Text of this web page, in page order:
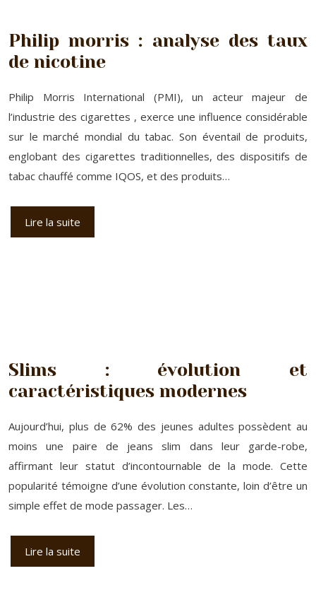
Philip morris : analyse des taux
de nicotine
Philip Morris International (PMI), un acteur majeur de
l’industrie des cigarettes , exerce une influence considérable
sur le marché mondial du tabac. Son éventail de produits,
englobant des cigarettes traditionnelles, des dispositifs de
tabac chauffé comme IQOS, et des produits…
Lire la suite
Slims : évolution et
caractéristiques modernes
Aujourd’hui, plus de 62% des jeunes adultes possèdent au
moins une paire de jeans slim dans leur garde-robe,
affirmant leur statut d’incontournable de la mode. Cette
popularité témoigne d’une évolution constante, loin d’être un
simple effet de mode passager. Les…
Lire la suite